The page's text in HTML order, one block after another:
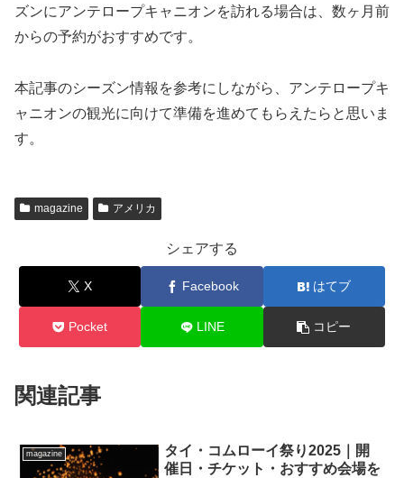
ズンにアンテロープキャニオンを訪れる場合は、数ヶ月前
からの予約がおすすめです。
本記事のシーズン情報を参考にしながら、アンテロープキ
ャニオンの観光に向けて準備を進めてもらえたらと思いま
す。
magazine アメリカ
シェアする
X Facebook はてブ
Pocket LINE コピー
関連記事
magazine
タイ・コムローイ祭り2025｜開
催日・チケット・おすすめ会場を